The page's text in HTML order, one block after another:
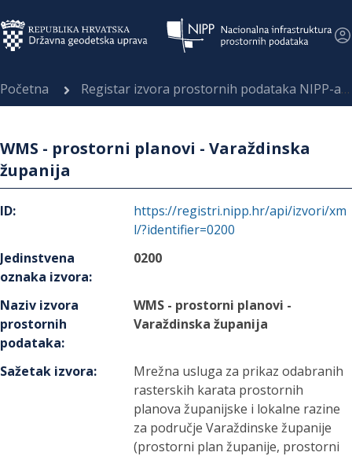
Početna Registar izvora prostornih podataka NIPP-a
WMS - prostorni planovi - Varaždinska
županija
ID:
https://registri.nipp.hr/api/izvori/xm
l/?identifier=0200
Jedinstvena
oznaka izvora:
0200
Naziv izvora
prostornih
podataka:
WMS - prostorni planovi -
Varaždinska županija
Sažetak izvora:
Mrežna usluga za prikaz odabranih
rasterskih karata prostornih
planova županijske i lokalne razine
za područje Varaždinske županije
(prostorni plan županije, prostorni